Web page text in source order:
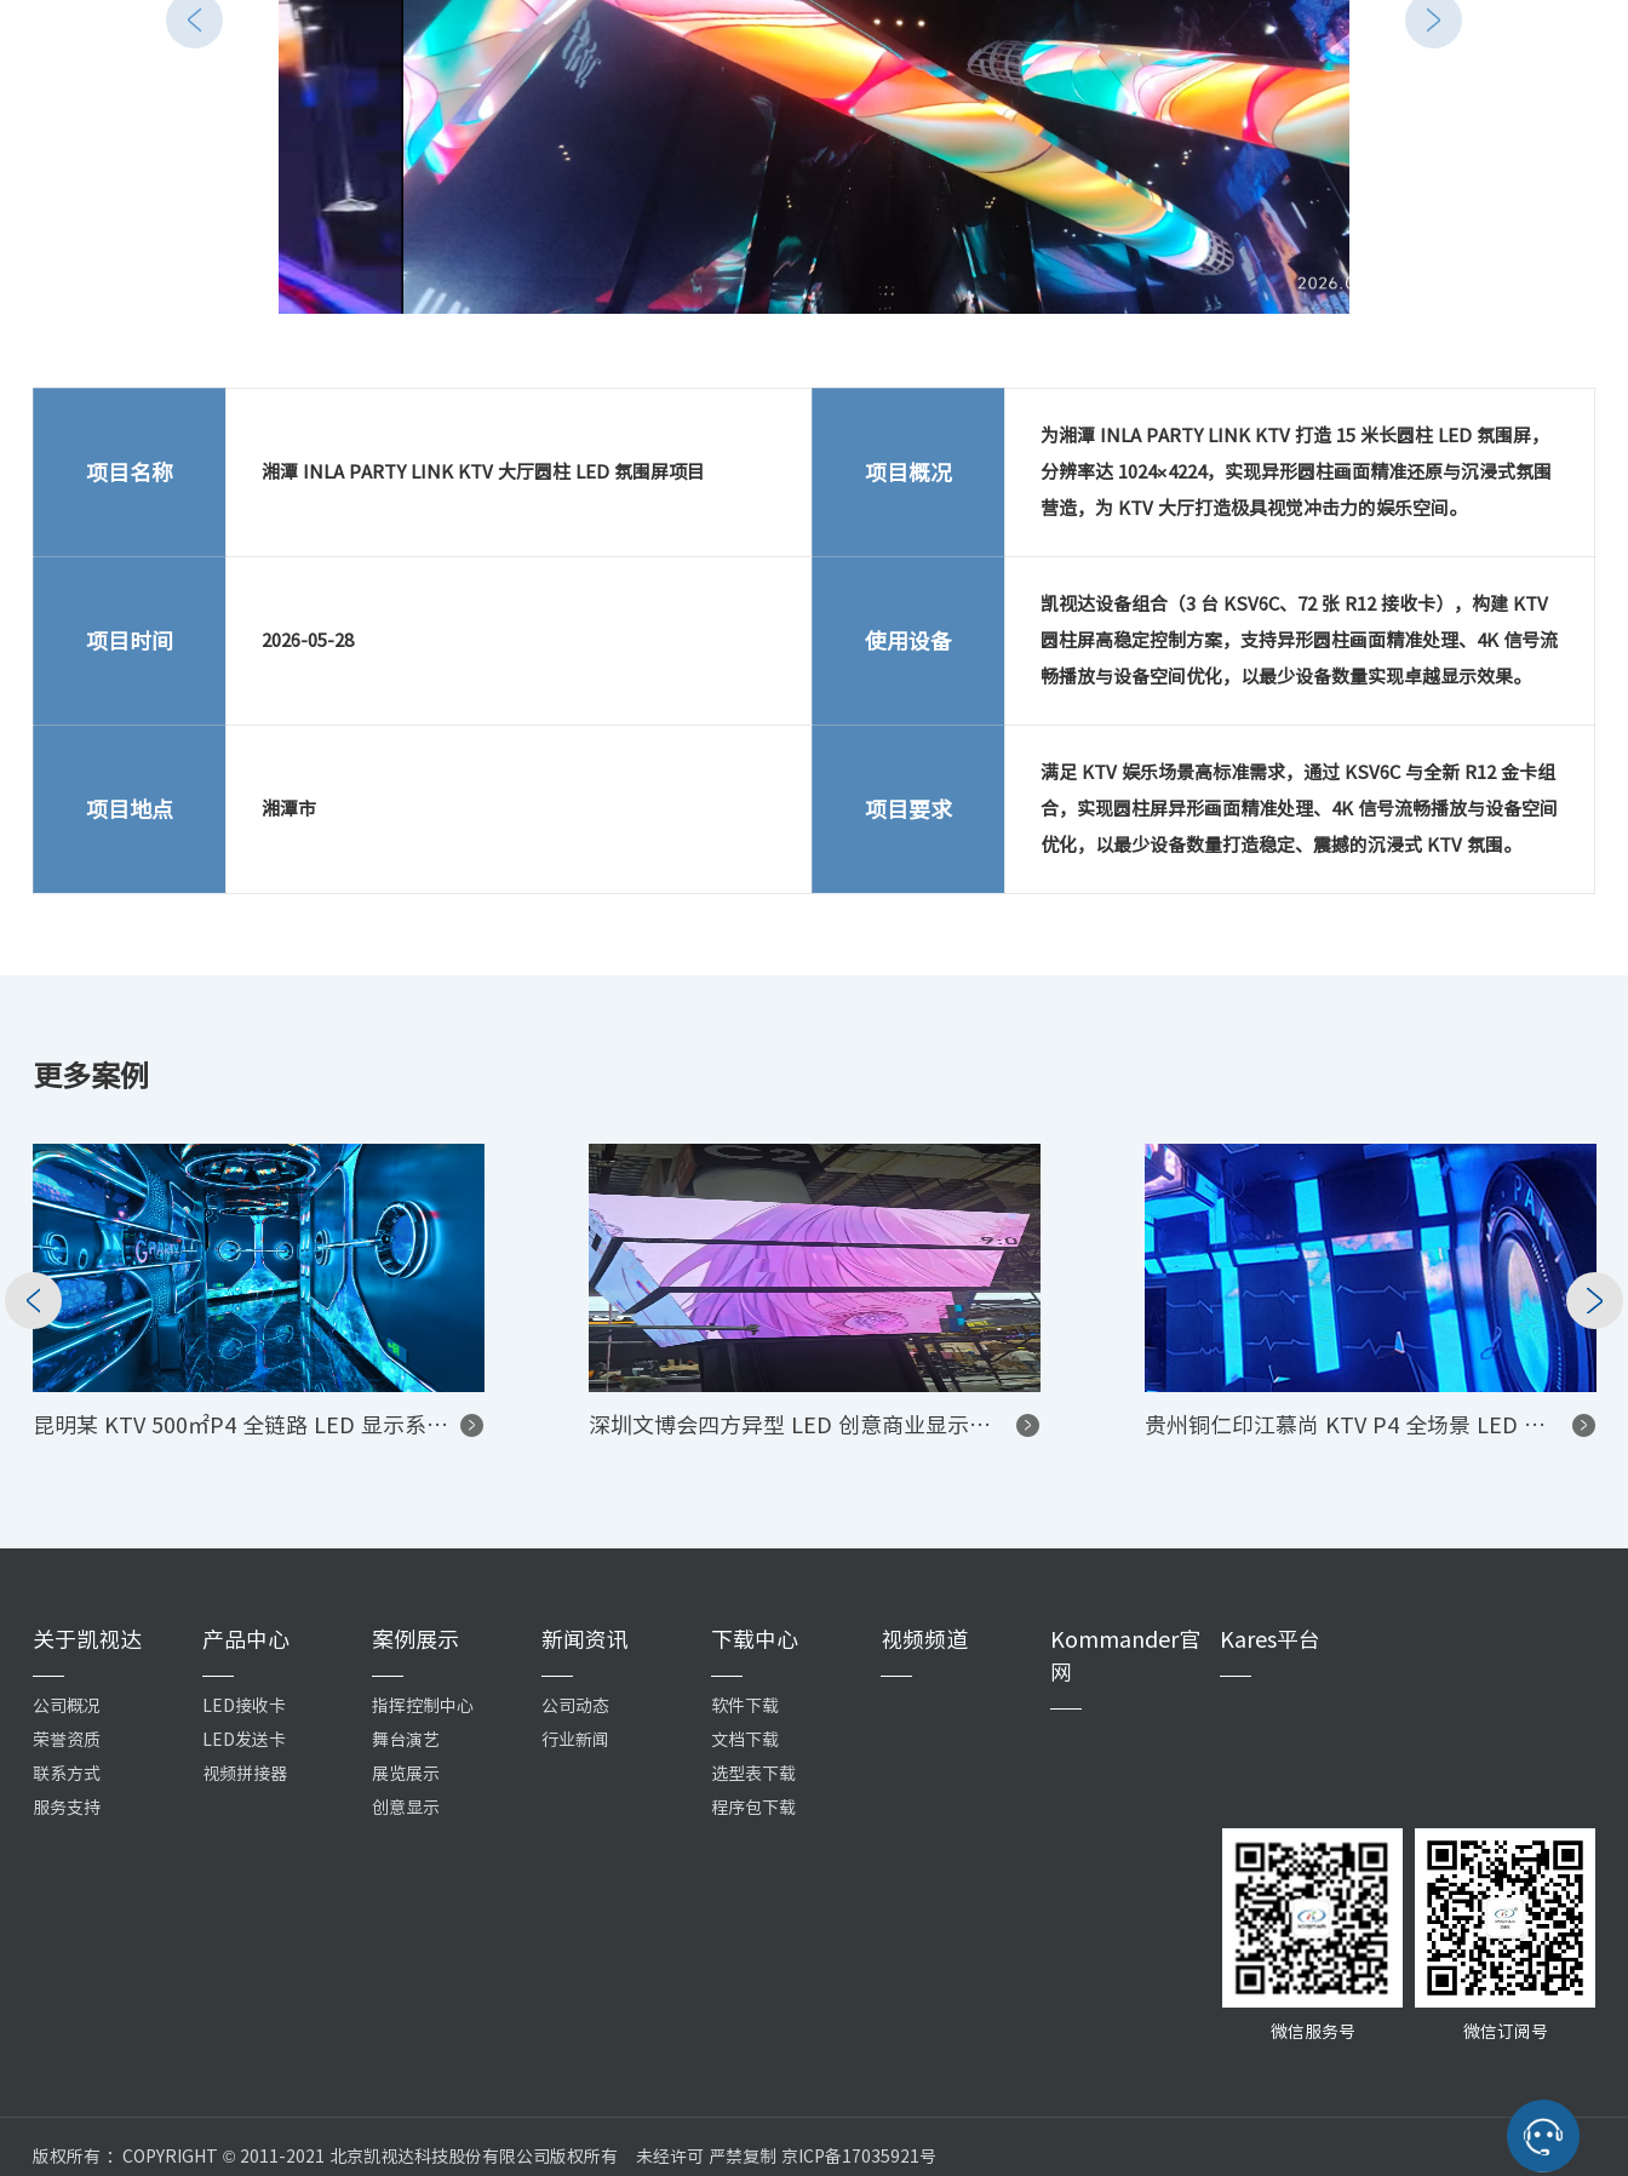
Next
项目名称 湘潭 INLA PARTY LINK KTV 大厅圆柱 LED 氛围屏项目 项目概况
为湘潭 INLA PARTY LINK KTV 打造 15 米长圆柱 LED 氛围屏，
分辨率达 1024×4224，实现异形圆柱画面精准还原与沉浸式氛围
营造，为 KTV 大厅打造极具视觉冲击力的娱乐空间。
项目时间 2026-05-28 使用设备
凯视达设备组合（3 台 KSV6C、72 张 R12 接收卡），构建 KTV
圆柱屏高稳定控制方案，支持异形圆柱画面精准处理、4K 信号流
畅播放与设备空间优化，以最少设备数量实现卓越显示效果。
项目地点 湘潭市 项目要求
满足 KTV 娱乐场景高标准需求，通过 KSV6C 与全新 R12 金卡组
合，实现圆柱屏异形画面精准处理、4K 信号流畅播放与设备空间
优化，以最少设备数量打造稳定、震撼的沉浸式 KTV 氛围。
更多案例
昆明某 KTV 500㎡P4 全链路 LED 显示系统项目 深圳文博会四方异型 LED 创意商业显示项目 贵州铜仁印江慕尚 KTV P4 全场景 LED 显示系统项目
关于凯视达
公司概况
荣誉资质
联系方式
服务支持
产品中心
LED接收卡
LED发送卡
视频拼接器
案例展示
指挥控制中心
舞台演艺
展览展示
创意显示
新闻资讯
公司动态
行业新闻
下载中心
软件下载
文档下载
选型表下载
程序包下载
视频频道
Kommander官
网
Kares平台
微信服务号 微信订阅号
版权所有 ：COPYRIGHT © 2011-2021 北京凯视达科技股份有限公司版权所有 未经许可 严禁复制 京ICP备17035921号